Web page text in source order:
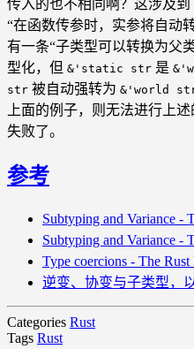
传入的也不相同啊？这涉及到
“在函数传参时，实参将自动
有一条“子类型可以转换为父
型化，但 &'static str 是
str 被自动强转为 &'world
上面的例子，则无法进行上
失败了。
参考
Subtyping and Variance -
Subtyping and Variance -
Type coercions - The Rust
逆变、协变与子类型，
Categories Rust
Tags Rust